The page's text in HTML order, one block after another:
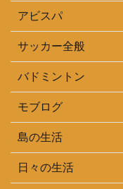
アビスパ
サッカー全般
バドミントン
モブログ
島の生活
日々の生活